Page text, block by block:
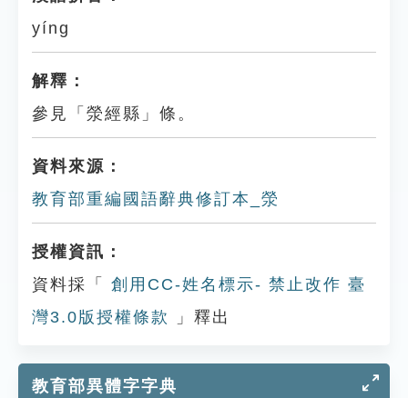
yíng
解釋：
參見「滎經縣」條。
資料來源：
教育部重編國語辭典修訂本_滎
授權資訊：
資料採「
創用CC-姓名標示- 禁止改作 臺
灣3.0版授權條款
」釋出
教育部異體字字典